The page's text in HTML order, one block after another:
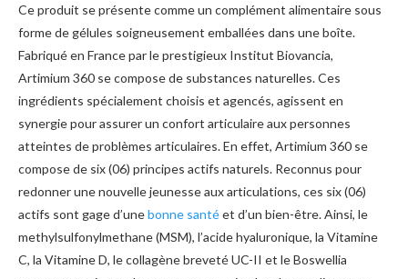
Ce produit se présente comme un complément alimentaire sous
forme de gélules soigneusement emballées dans une boîte.
Fabriqué en France par le prestigieux Institut Biovancia,
Artimium 360 se compose de substances naturelles. Ces
ingrédients spécialement choisis et agencés, agissent en
synergie pour assurer un confort articulaire aux personnes
atteintes de problèmes articulaires. En effet, Artimium 360 se
compose de six (06) principes actifs naturels. Reconnus pour
redonner une nouvelle jeunesse aux articulations, ces six (06)
actifs sont gage d’unebonne santéet d’un bien-être. Ainsi, le
methylsulfonylmethane (MSM), l’acide hyaluronique, la Vitamine
C, la Vitamine D, le collagène breveté UC-II et le Boswellia